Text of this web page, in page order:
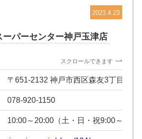
2023.4.23
ーパーセンター神戸玉津店
スクロールできます
〒651-2132 神戸市西区森友3丁目7-3
078-920-1150
10:00～20:00（土・日・祝9:00～）